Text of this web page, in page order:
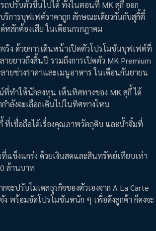
ถปรับตัวขึ้นไปได้ ทั้งในตอนที่ MK สุกี้ ออก
ริการบุฟเฟต์ราคาถูก ลักษณะเดียวกันกับสุกี้ตี๋
ลักต้องเสีย ในเดือนกรกฎาคม
จริง ด้วยการเดินหน้าเปิดตัวโปรโมชันบุฟเฟต์ที่
ยยาวถึงสิ้นปี รวมถึงการเปิดตัว MK Premium
ยช่วงราคาและเมนูอาหาร ในเดือนกันยายน
ที่ทำให้นักลงทุน เห็นทิศทางของ MK สุกี้ ได้
ำลังจะเลือกเดินไปในทิศทางไหน
ที่เชื่อถือได้เรื่องคุณภาพวัตถุดิบ และน้ำจิ้มที่
ที่แข็งแกร่ง ด้วยเงินสดและสินทรัพย์เทียบเท่า
ล้านบาท
จะปรับโมเดลธุรกิจของตัวเองจาก A La Carte
ง พร้อมอัดโปรโมชันหนัก ๆ เพื่อดึงลูกค้า ก็คงจะ